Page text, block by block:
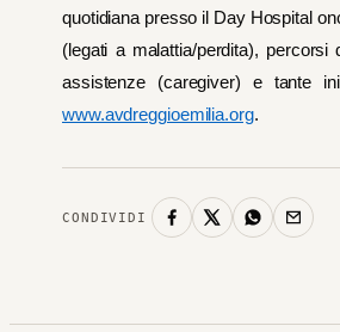
quotidiana presso il Day Hospital
(legati a malattia/perdita),
assistenze (caregiver) e tante
www.avdreggioemilia.org.
CONDIVIDI